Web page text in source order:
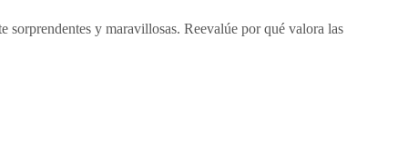
sorprendentes y maravillosas. Reevalúe por qué valora las